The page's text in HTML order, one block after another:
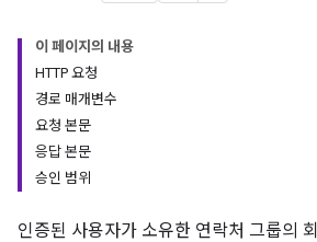
이 페이지의 내용
HTTP 요청
경로 매개변수
요청 본문
응답 본문
승인 범위
인증된 사용자가 소유한 연락처 그룹의